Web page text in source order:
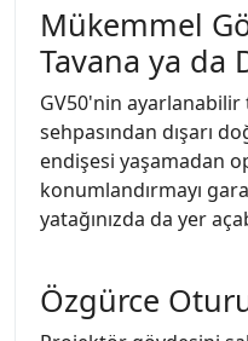
Mükemmel
Tavana ya da
GV50'nin ayarlanabilir
sehpasından dışarı
endişesi yaşamadan
konumlandırmayı
yatağınızda da yer
Özgürce